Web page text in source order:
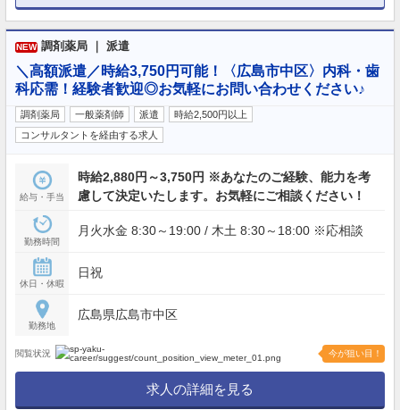
NEW 調剤薬局 ｜ 派遣
＼高額派遣／時給3,750円可能！〈広島市中区〉内科・歯
科応需！経験者歓迎◎お気軽にお問い合わせください♪
調剤薬局 一般薬剤師 派遣
時給2,500円以上
コンサルタントを経由する求人
給与・手当
時給2,880円～3,750円 ※あなたのご経験、能力を考
慮して決定いたします。お気軽にご相談ください！
勤務時間
月火水金 8:30～19:00 / 木土 8:30～18:00 ※応相談
休日・休暇
日祝
勤務地
広島県広島市中区
閲覧状況 今が狙い目！
求人の詳細を見る